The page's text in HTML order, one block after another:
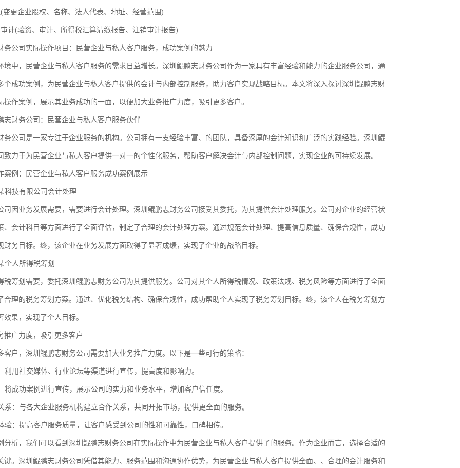
变更企业股权、名称、法人代表、地址、经营范围)
计(验资、审计、所得税汇算清缴报告、注销审计报告)
务公司实际操作项目：民营企业与私人客户服务，成功案例的魅力
境中，民营企业与私人客户服务的需求日益增长。深圳鲲鹏志财务公司作为一家具有丰富经验和能力的企业服务公司，通
个成功案例，为民营企业与私人客户提供的会计与内部控制服务，助力客户实现战略目标。本文将深入探讨深圳鲲鹏志财
操作案例，展示其业务成功的一面，以便加大业务推广力度，吸引更多客户。
志财务公司：民营企业与私人客户服务伙伴
务公司是一家专注于企业服务的机构。公司拥有一支经验丰富、的团队，具备深厚的会计知识和广泛的实践经验。深圳鲲
致力于为民营企业与私人客户提供一对一的个性化服务，帮助客户解决会计与内部控制问题，实现企业的可持续发展。
案例：民营企业与私人客户服务成功案例展示
科技有限公司会计处理
司因业务发展需要，需要进行会计处理。深圳鲲鹏志财务公司接受其委托，为其提供会计处理服务。公司对企业的经营状
、会计科目等方面进行了全面评估，制定了合理的会计处理方案。通过规范会计处理、提高信息质量、确保合规性，成功
财务目标。终，该企业在业务发展方面取得了显著成绩，实现了企业的战略目标。
个人所得税筹划
税筹划需要，委托深圳鲲鹏志财务公司为其提供服务。公司对其个人所得税情况、政策法规、税务风险等方面进行了全面
合理的税务筹划方案。通过、优化税务结构、确保合规性，成功帮助个人实现了税务筹划目标。终，该个人在税务筹划方
效果，实现了个人目标。
推广力度，吸引更多客户
客户，深圳鲲鹏志财务公司需要加大业务推广力度。以下是一些可行的策略：
利用社交媒体、行业论坛等渠道进行宣传，提高度和影响力。
将成功案例进行宣传，展示公司的实力和业务水平，增加客户信任度。
系：与各大企业服务机构建立合作关系，共同开拓市场，提供更全面的服务。
验：提高客户服务质量，让客户感受到公司的性和可靠性，口碑相传。
分析，我们可以看到深圳鲲鹏志财务公司在实际操作中为民营企业与私人客户提供了的服务。作为企业而言，选择合适的
键。深圳鲲鹏志财务公司凭借其能力、服务范围和沟通协作优势，为民营企业与私人客户提供全面、、合理的会计服务和